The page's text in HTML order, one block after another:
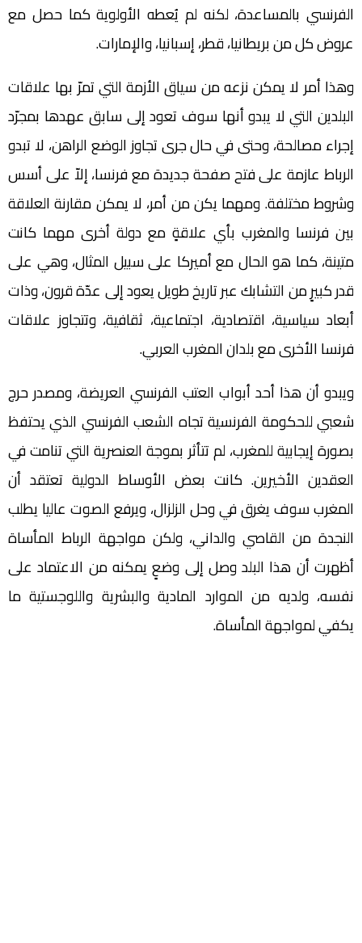
الفرنسي بالمساعدة، لكنه لم يُعطه الأولوية كما حصل مع
عروض كل من بريطانيا، قطر، إسبانيا، والإمارات.
وهذا أمر لا يمكن نزعه من سياق الأزمة التي تمرّ بها علاقات
البلدين التي لا يبدو أنها سوف تعود إلى سابق عهدها بمجرّد
إجراء مصالحة، وحتى في حال جرى تجاوز الوضع الراهن، لا تبدو
الرباط عازمة على فتح صفحة جديدة مع فرنسا، إلاّ على أسس
وشروط مختلفة. ومهما يكن من أمر، لا يمكن مقارنة العلاقة
بين فرنسا والمغرب بأي علاقةٍ مع دولة أخرى مهما كانت
متينة، كما هو الحال مع أميركا على سبيل المثال، وهي على
قدر كبيرٍ من التشابك عبر تاريخ طويل يعود إلى عدّة قرون، وذات
أبعاد سياسية، اقتصادية، اجتماعية، ثقافية، وتتجاوز علاقات
فرنسا الأخرى مع بلدان المغرب العربي.
ويبدو أن هذا أحد أبواب العتب الفرنسي العريضة، ومصدر حرج
شعبي للحكومة الفرنسية تجاه الشعب الفرنسي الذي يحتفظ
بصورة إيجابية للمغرب، لم تتأثر بموجة العنصرية التي تنامت في
العقدين الأخيرين. كانت بعض الأوساط الدولية تعتقد أن
المغرب سوف يغرق في وحل الزلزال، ويرفع الصوت عاليا يطلب
النجدة من القاصي والداني، ولكن مواجهة الرباط المأساة
أظهرت أن هذا البلد وصل إلى وضعٍ يمكنه من الاعتماد على
نفسه، ولديه من الموارد المادية والبشرية واللوجستية ما
يكفي لمواجهة المأساة.